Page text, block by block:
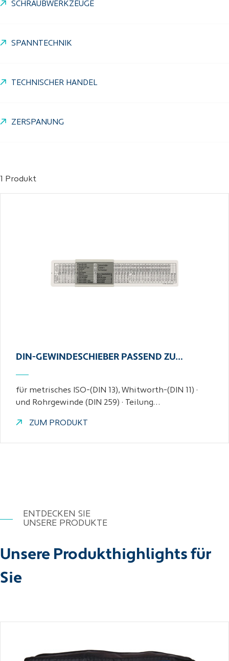
SCHRAUBWERKZEUGE
SPANNTECHNIK
TECHNISCHER HANDEL
ZERSPANUNG
1 Produkt
DIN-GEWINDESCHIEBER PASSEND ZU…
für metrisches ISO-(DIN 13), Whitworth-(DIN 11) ·
und Rohrgewinde (DIN 259) · Teilung…
ZUM PRODUKT
ENTDECKEN SIE
UNSERE PRODUKTE
Unsere Produkthighlights für
Sie